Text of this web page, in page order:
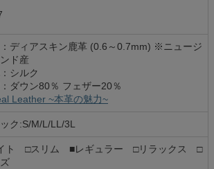
ディアスキン鹿革 (0.6～0.7mm) ※ニュージ
ド産
シルク
ダウン80％ フェザー20％
Leather ~本革の魅力~
ク:S/M/L/LL/3L
ト □スリム ■レギュラー □リラックス □